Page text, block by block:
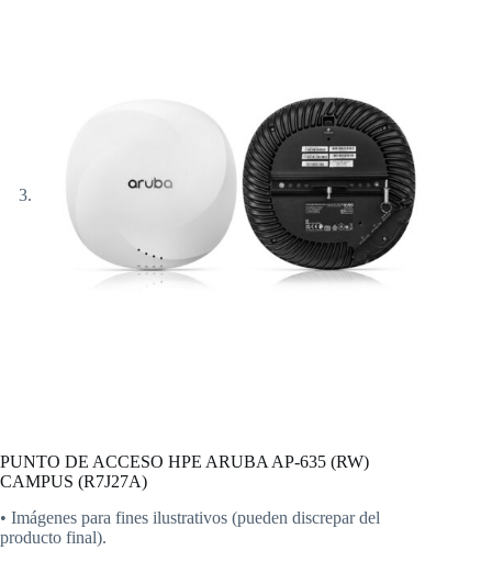
PUNTO DE ACCESO HPE ARUBA AP-635 (RW)
CAMPUS (R7J27A)
• Imágenes para fines ilustrativos (pueden discrepar del
producto final).